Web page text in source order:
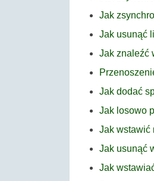
Jak
Jak usunąć
Jak znaleźć
Jak dodać
Jak losowo
Jak wstawić
Jak usunąć
Jak